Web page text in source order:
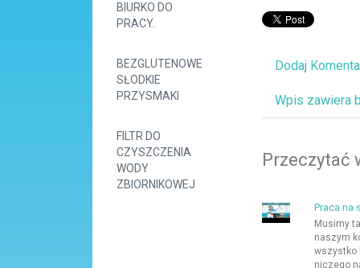
BIURKO DO
PRACY.
BEZGLUTENOWE
SŁODKIE
PRZYSMAKI
FILTR DO
CZYSZCZENIA
WODY
ZBIORNIKOWEJ
Dodaj
Wpis zawiera
Przeczytać
Praca na
Musimy
naszym
wszystko
niczego